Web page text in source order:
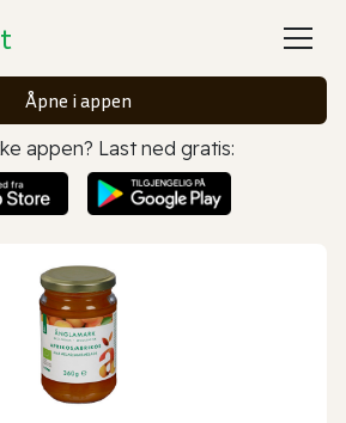
Åpne i appen
appen? Last ned gratis: